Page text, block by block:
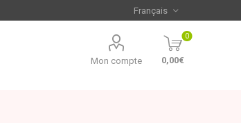
Mon compte
0
0,00€